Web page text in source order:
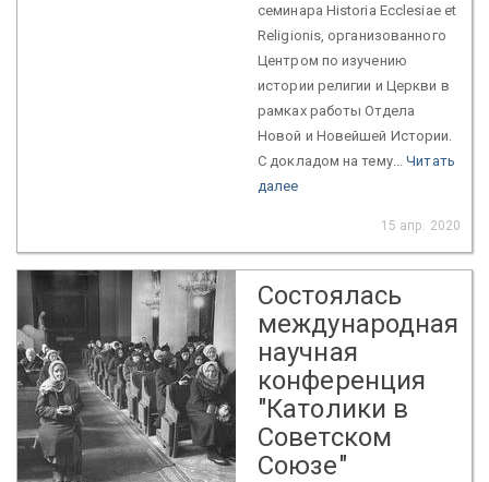
семинара Historia Ecclesiae et
Religionis, организованного
Центром по изучению
истории религии и Церкви в
рамках работы Отдела
Новой и Новейшей Истории.
С докладом на тему...Читать
далее
15 апр. 2020
Состоялась
международная
научная
конференция
"Католики в
Советском
Союзе"